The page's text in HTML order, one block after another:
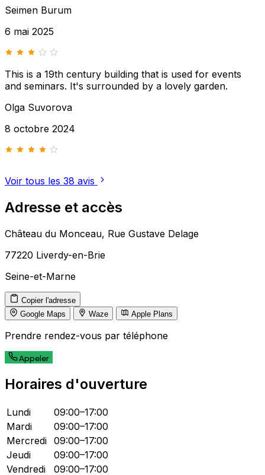
Seimen Burum
6 mai 2025
This is a 19th century building that is used for events
and seminars. It's surrounded by a lovely garden.
Olga Suvorova
8 octobre 2024
Voir tous les 38 avis
Adresse et accès
Château du Monceau, Rue Gustave Delage
77220 Liverdy-en-Brie
Seine-et-Marne
Château du Monceau
+Copier l'adresse
Google Maps
Waze Apple Plans
Prendre rendez-vous par téléphone
Appeler
Horaires d'ouverture
Lundi
09:00–17:00
Mardi
09:00–17:00
Mercredi 09:00–17:00
Jeudi
09:00–17:00
Vendredi
09:00–17:00